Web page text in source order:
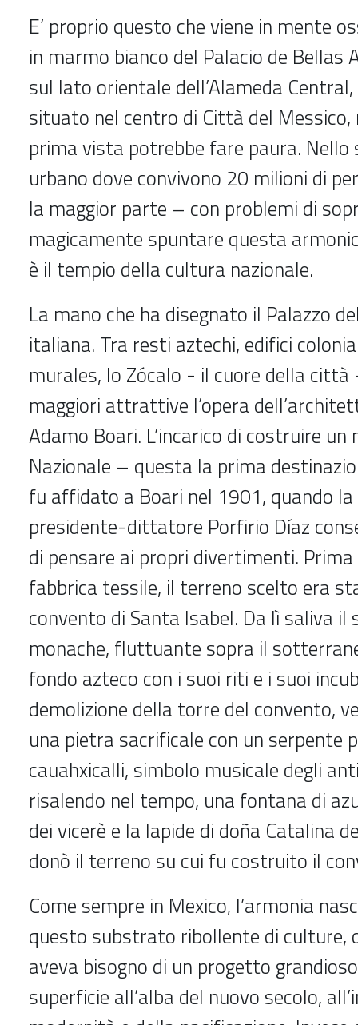
E’ proprio questo che viene in mente
in marmo bianco del Palacio de Bellas
sul lato orientale dell’Alameda
situato nel centro di Città del
prima vista potrebbe fare paura.
urbano dove convivono 20 milioni di
la maggior parte – con problemi di
magicamente spuntare questa
è il tempio della cultura nazionale.
La mano che ha disegnato il Palazzo
italiana. Tra resti aztechi, edifici
murales, lo Zócalo - il cuore della
maggiori attrattive l’opera
Adamo Boari. L’incarico di costruire
Nazionale – questa la prima
fu affidato a Boari nel 1901, quando
presidente-dittatore Porfirio Díaz
di pensare ai propri divertimenti.
fabbrica tessile, il terreno scelto era
convento di Santa Isabel. Da lì saliva il
monache, fluttuante sopra il
fondo azteco con i suoi riti e i suoi
demolizione della torre del convento,
una pietra sacrificale con un serpente
cauahxicalli, simbolo musicale degli
risalendo nel tempo, una fontana di
dei vicerè e la lapide di doña Catalina
donò il terreno su cui fu costruito il
Come sempre in Mexico, l’armonia
questo substrato ribollente di culture,
aveva bisogno di un progetto
superficie all’alba del nuovo secolo,